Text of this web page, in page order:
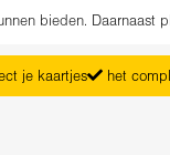
bieden.
je kaartjes het